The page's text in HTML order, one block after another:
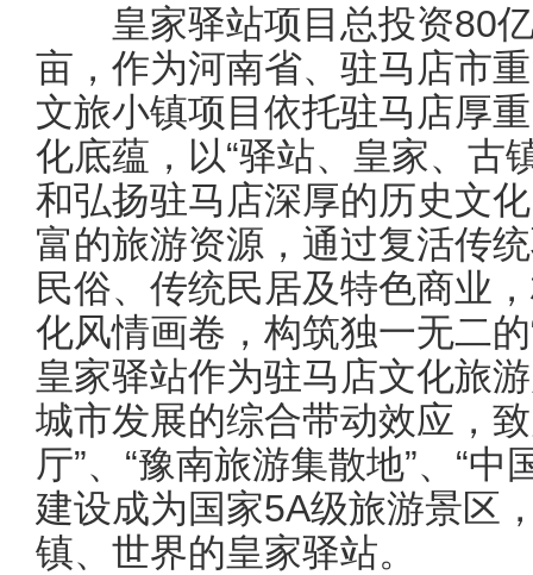
皇家驿站项目总投资80亿
亩，作为河南省、驻马店市
文旅小镇项目依托驻马店厚
化底蕴，以“驿站、皇家、古
和弘扬驻马店深厚的历史文
富的旅游资源，通过复活传
民俗、传统民居及特色商业
化风情画卷，构筑独一无二
皇家驿站作为驻马店文化旅
城市发展的综合带动效应，
厅”、“豫南旅游集散地”、“
建设成为国家5A级旅游景区
镇、世界的皇家驿站。